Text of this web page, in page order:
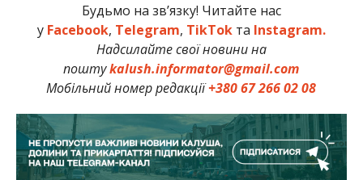
Будьмо на зв’язку! Читайте нас
у Facebook, Telegram, TikTokта Instagram.
Надсилайте свої новини на
поштуkalush.informator@gmail.com
Мобільний номер редакції+380 67 266 02 08